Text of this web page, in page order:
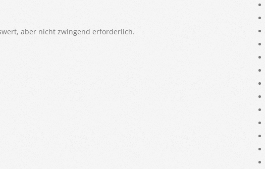
aber nicht zwingend erforderlich.